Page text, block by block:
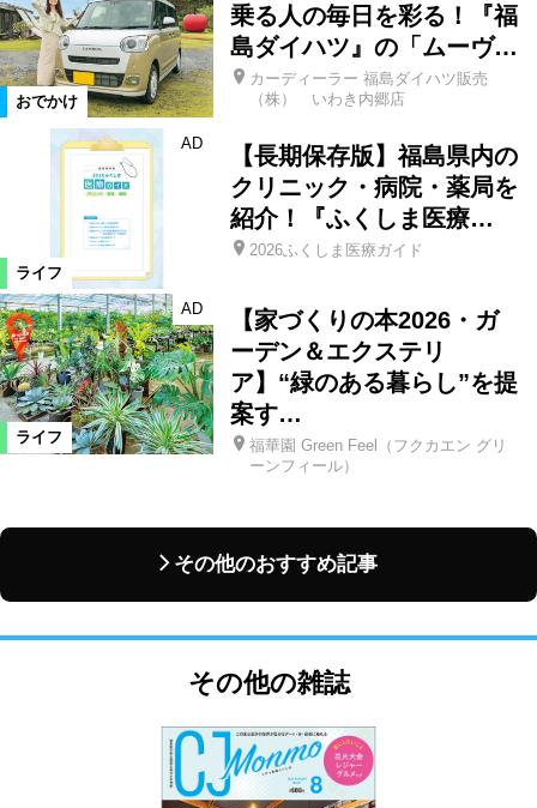
おでかけ
乗る人の毎日を彩る！『福
島ダイハツ』の「ムーヴ…
カーディーラー 福島ダイハツ販売
（株） いわき内郷店
ライフ
AD
【長期保存版】福島県内の
クリニック・病院・薬局を
紹介！『ふくしま医療…
2026ふくしま医療ガイド
ライフ
AD
【家づくりの本2026・ガ
ーデン＆エクステリ
ア】“緑のある暮らし”を提
案す…
福華園 Green Feel（フクカエン グリ
ーンフィール）
その他のおすすめ記事
その他の雑誌